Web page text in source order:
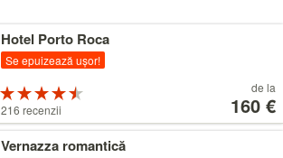
Hotel Porto Roca
Se epuizează ușor!
4.5 din 5 stele
216 recenzii
la
de la
160 €
Vernazza romantică